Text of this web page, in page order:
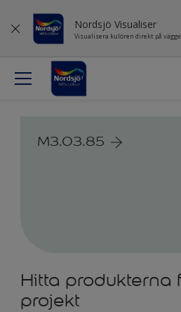
Nordsjö Visualiser
Visualisera kulören direkt på
M3.03.85
Hitta produkterna
projekt